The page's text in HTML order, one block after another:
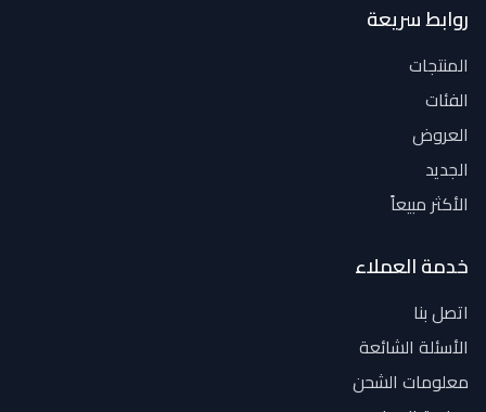
روابط سريعة
المنتجات
الفئات
العروض
الجديد
الأكثر مبيعاً
خدمة العملاء
اتصل بنا
الأسئلة الشائعة
معلومات الشحن